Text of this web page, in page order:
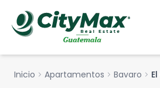
Inicio chevron_right Apartamentos chevron_right Bavaro chevron_right